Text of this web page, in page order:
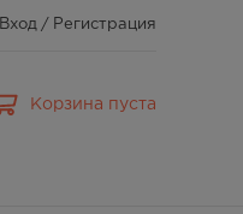
Вход / Регистрация
Корзина пуста